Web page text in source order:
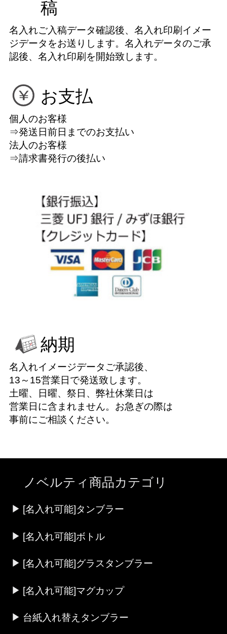
稿
名入れご入稿データ確認後、名入れ印刷イメー
ジデータをお送りします。名入れデータのご承
認後、名入れ印刷を開始致します。
お支払
個人のお客様
⇒発送日前日までのお支払い
法人のお客様
⇒請求書発行の後払い
納期
名入れイメージデータご承認後、
13～15営業日で発送致します。
土曜、日曜、祭日、弊社休業日は
営業日に含まれません。お急ぎの際は
事前にご相談ください。
ノベルティ商品カテゴリ
[名入れ可能]タンブラー
[名入れ可能]ボトル
[名入れ可能]グラスタンブラー
[名入れ可能]マグカップ
台紙入れ替えタンブラー